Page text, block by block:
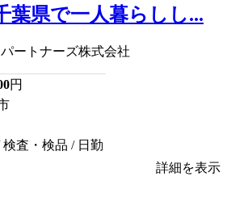
葉県で一人暮らしし...
ートナーズ株式会社
円
査・検品 / 日勤
詳細を表示